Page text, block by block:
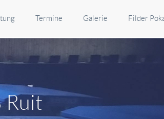
Termine Galerie Filder
Ruit